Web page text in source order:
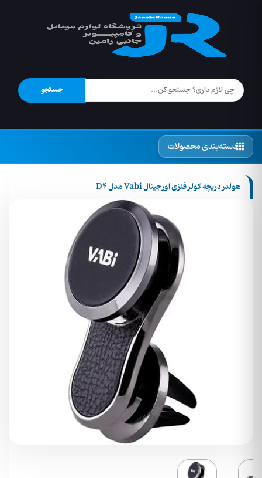
جستجو
دسته‌بندی محصولات
هولدر دریچه کولر فلزی اورجینال Vabi مدل D4